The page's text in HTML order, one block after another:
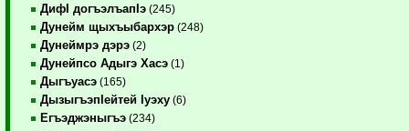
ДифI догъэлъапIэ (245)
Дунейм щыхъыбархэр (248)
Дунеймрэ дэрэ (2)
Дунейпсо Адыгэ Хасэ (1)
Дыгъуасэ (165)
ДызыгъэпIейтей Iуэху (6)
Егъэджэныгъэ (234)